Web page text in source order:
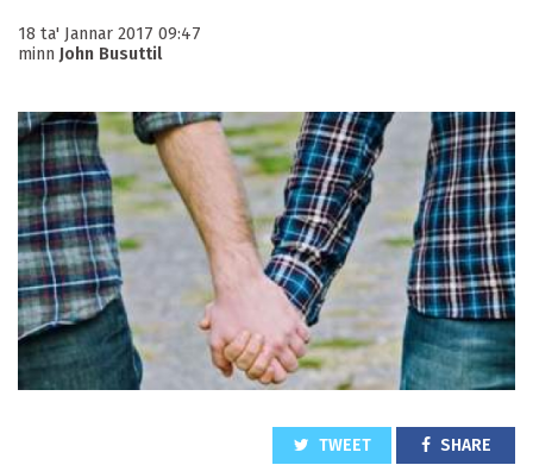
18 ta' Jannar 2017 09:47
minn John Busuttil
TWEET SHARE